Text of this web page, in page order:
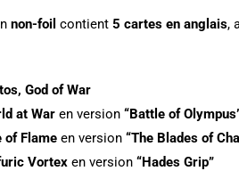
non-foil contient5 cartes en anglais,
God of War
at War en version“Battle of
of Flame en version“The Blades of
Vortex en version“Hades Grip”